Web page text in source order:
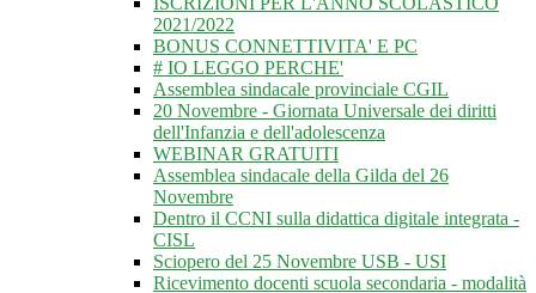
2021/2022
BONUS CONNETTIVITA' E PC
# IO LEGGO PERCHE'
Assemblea sindacale provinciale CGIL
20 Novembre - Giornata Universale dei diritti
dell'Infanzia e dell'adolescenza
WEBINAR GRATUITI
Assemblea sindacale della Gilda del 26
Novembre
Dentro il CCNI sulla didattica digitale integrata -
CISL
Sciopero del 25 Novembre USB - USI
Ricevimento docenti scuola secondaria - modalità